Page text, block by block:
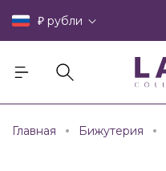
₽ рубли
Главная Бижутерия